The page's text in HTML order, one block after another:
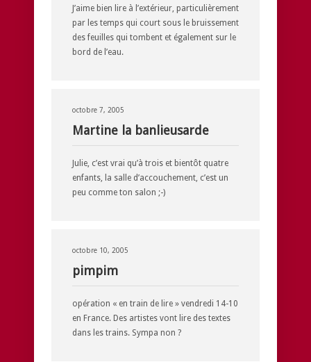
J’aime bien lire à l’extérieur, particulièrement
par les temps qui court sous le bruissement
des feuilles qui tombent et également sur le
bord de l’eau.
octobre 7, 2005
Martine la banlieusarde
Julie, c’est vrai qu’à trois et bientôt quatre
enfants, la salle d’accouchement, c’est un
peu comme ton salon ;-)
octobre 10, 2005
pimpim
opération « en train de lire » vendredi 14-10
en France. Des artistes vont lire des textes
dans les trains. Sympa non ?